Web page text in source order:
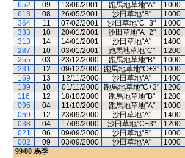
652
09 13/06/2001 跑馬地草地"A" 1000
613
08 26/05/2001 沙田草地"B" 1000
364
11 07/02/2001 沙田草地"C+3" 1000
333
10 20/01/2001 沙田草地"A+2" 1000
313
14 14/01/2001 沙田草地"A" 1400
287
10 03/01/2001 跑馬地草地"C" 1200
255
03 23/12/2000 跑馬地草地"B" 1000
231
12 09/12/2000 跑馬地草地"C+3" 1000
169
13 12/11/2000 沙田草地"A" 1400
139
10 01/11/2000 跑馬地草地"C+3" 1200
116
12 18/10/2000 跑馬地草地"B" 1200
095
04 11/10/2000 跑馬地草地"A" 1000
059
12 23/09/2000 沙田草地"A" 1400
038
04 17/09/2000 沙田草地"C+3" 1200
021
06 09/09/2000 沙田草地"B" 1000
002
09 03/09/2000 沙田草地"A" 1000
99/00 馬季